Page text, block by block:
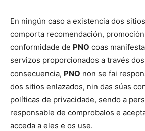
En ningún caso a existencia dos
comporta recomendación,
conformidade de PNO coas
servizos proporcionados a través
consecuencia, PNO non se fai
dos sitios enlazados, nin das súas
políticas de privacidade, sendo a
responsable de comprobalos e
acceda a eles e os use.